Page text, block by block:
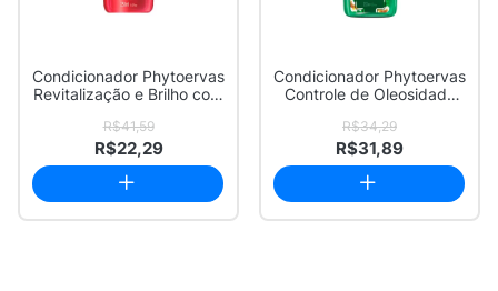
Condicionador Phytoervas
Revitalização e Brilho com
R$41,59
R$22,29
Condicionador Phytoervas
Controle de Oleosidade
R$34,29
R$31,89